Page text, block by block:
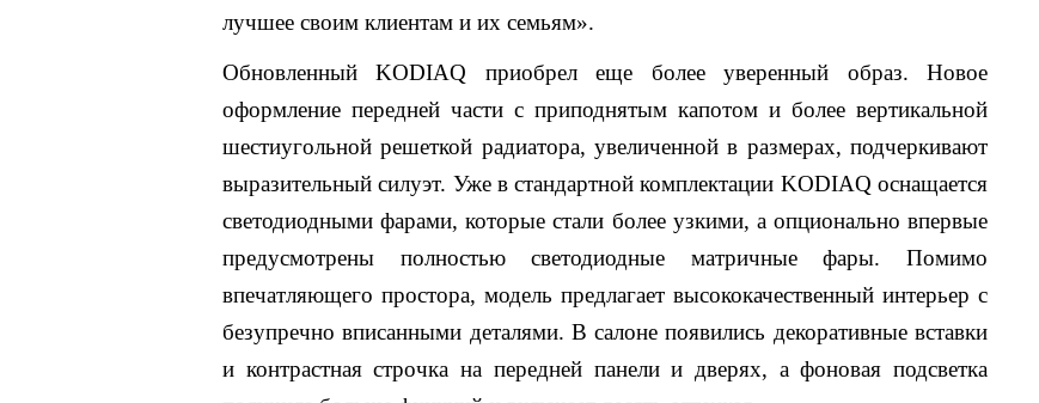
лучшее своим клиентам и их семьям».
Обновленный KODIAQ приобрел еще более уверенный образ. Новое
оформление передней части с приподнятым капотом и более вертикальной
шестиугольной решеткой радиатора, увеличенной в размерах, подчеркивают
выразительный силуэт. Уже в стандартной комплектации KODIAQ оснащается
светодиодными фарами, которые стали более узкими, а опционально впервые
предусмотрены полностью светодиодные матричные фары. Помимо
впечатляющего простора, модель предлагает высококачественный интерьер с
безупречно вписанными деталями. В салоне появились декоративные вставки
и контрастная строчка на передней панели и дверях, а фоновая подсветка